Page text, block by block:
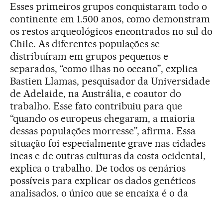
Esses primeiros grupos conquistaram todo o
continente em 1.500 anos, como demonstram
os restos arqueológicos encontrados no sul do
Chile. As diferentes populações se
distribuíram em grupos pequenos e
separados, “como ilhas no oceano”, explica
Bastien Llamas, pesquisador da Universidade
de Adelaide, na Austrália, e coautor do
trabalho. Esse fato contribuiu para que
“quando os europeus chegaram, a maioria
dessas populações morresse”, afirma. Essa
situação foi especialmente grave nas cidades
incas e de outras culturas da costa ocidental,
explica o trabalho. De todos os cenários
possíveis para explicar os dados genéticos
analisados, o único que se encaixa é o da